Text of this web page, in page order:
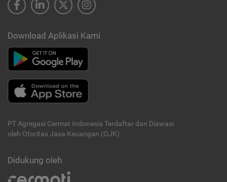
Download Aplikasi Kami
PT Agregasi Cermat Indonesia Terdaftar dan Diawasi
oleh Otoritas Jasa Keuangan (OJK)
Didukung oleh